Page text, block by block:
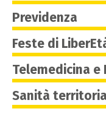
Previdenza
Feste di
Telemedicina
Sanità